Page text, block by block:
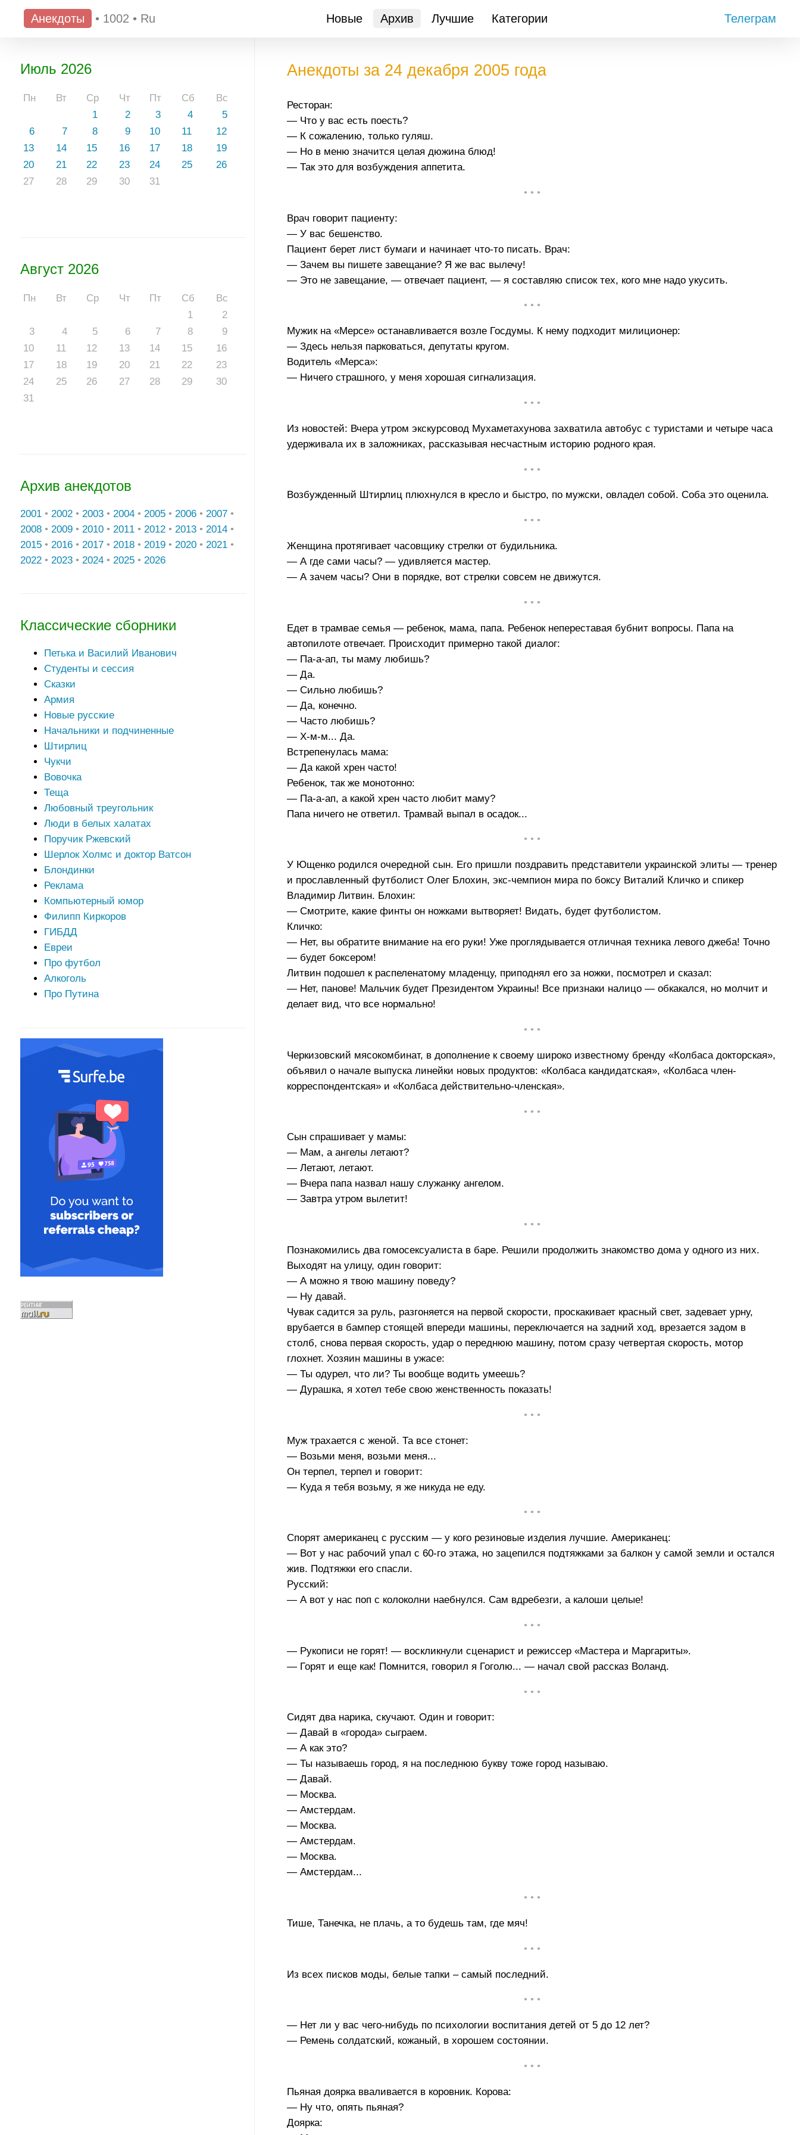
Анекдоты • 1002 • Ru Новые Архив Лучшие Категории Телеграм
Июль 2026
Пн Вт Ср Чт Пт Сб
Вс
1
2 3 4
5
6
7 8 9 10 11
12
13
14 15 16 17 18
19
20
21 22 23 24 25
26
27
28 29 30 31
Август 2026
Пн Вт Ср Чт Пт Сб
Вс
1
2
3
4 5 6 7 8
9
10
11 12 13 14 15
16
17
18 19 20 21 22
23
24
25 26 27 28 29
30
31
Архив анекдотов
2001 • 2002 • 2003 • 2004 • 2005 • 2006 • 2007 •
2008 • 2009 • 2010 • 2011 • 2012 • 2013 • 2014 •
2015 • 2016 • 2017 • 2018 • 2019 • 2020 • 2021 •
2022 • 2023 • 2024 • 2025 • 2026
Классические сборники
Петька и Василий Иванович
Студенты и сессия
Сказки
Армия
Новые русские
Начальники и подчиненные
Штирлиц
Чукчи
Вовочка
Теща
Любовный треугольник
Люди в белых халатах
Поручик Ржевский
Шерлок Холмс и доктор Ватсон
Блондинки
Реклама
Компьютерный юмор
Филипп Киркоров
ГИБДД
Евреи
Про футбол
Алкоголь
Про Путина
Анекдоты за 24 декабря 2005 года
Ресторан:
— Что у вас есть поесть?
— К сожалению, только гуляш.
— Но в меню значится целая дюжина блюд!
— Так это для возбуждения аппетита.
• • •
Врач говорит пациенту:
— У вас бешенство.
Пациент берет лист бумаги и начинает что-то писать. Врач:
— Зачем вы пишете завещание? Я же вас вылечу!
— Это не завещание, — отвечает пациент, — я составляю список тех, кого мне надо укусить.
• • •
Мужик на «Мерсе» останавливается возле Госдумы. К нему подходит милиционер:
— Здесь нельзя парковаться, депутаты кругом.
Водитель «Мерса»:
— Ничего страшного, у меня хорошая сигнализация.
• • •
Из новостей: Вчера утром экскурсовод Мухаметахунова захватила автобус с туристами и четыре часа
удерживала их в заложниках, рассказывая несчастным историю родного края.
• • •
Возбужденный Штирлиц плюхнулся в кресло и быстро, по мужски, овладел собой. Соба это оценила.
• • •
Женщина протягивает часовщику стрелки от будильника.
— А где сами часы? — удивляется мастер.
— А зачем часы? Они в порядке, вот стрелки совсем не движутся.
• • •
Едет в трамвае семья — ребенок, мама, папа. Ребенок непереставая бубнит вопросы. Папа на
автопилоте отвечает. Происходит примерно такой диалог:
— Па-а-ап, ты маму любишь?
— Да.
— Сильно любишь?
— Да, конечно.
— Часто любишь?
— Х-м-м... Да.
Встрепенулась мама:
— Да какой хрен часто!
Ребенок, так же монотонно:
— Па-а-ап, а какой хрен часто любит маму?
Папа ничего не ответил. Трамвай выпал в осадок...
• • •
У Ющенко родился очередной сын. Его пришли поздравить представители украинской элиты — тренер
и прославленный футболист Олег Блохин, экс-чемпион мира по боксу Виталий Кличко и спикер
Владимир Литвин. Блохин:
— Смотрите, какие финты он ножками вытворяет! Видать, будет футболистом.
Кличко:
— Нет, вы обратите внимание на его руки! Уже проглядывается отличная техника левого джеба! Точно
— будет боксером!
Литвин подошел к распеленатому младенцу, приподнял его за ножки, посмотрел и сказал:
— Нет, панове! Мальчик будет Президентом Украины! Все признаки налицо — обкакался, но молчит и
делает вид, что все нормально!
• • •
Черкизовский мясокомбинат, в дополнение к своему широко известному бренду «Колбаса докторская»,
объявил о начале выпуска линейки новых продуктов: «Колбаса кандидатская», «Колбаса член-
корреспондентская» и «Колбаса действительно-членская».
• • •
Сын спрашивает у мамы:
— Мам, а ангелы летают?
— Летают, летают.
— Вчера папа назвал нашу служанку ангелом.
— Завтра утром вылетит!
• • •
Познакомились два гомосексуалиста в баре. Решили продолжить знакомство дома у одного из них.
Выходят на улицу, один говорит:
— А можно я твою машину поведу?
— Ну давай.
Чувак садится за руль, разгоняется на первой скорости, проскакивает красный свет, задевает урну,
врубается в бампер стоящей впереди машины, переключается на задний ход, врезается задом в
столб, снова первая скорость, удар о переднюю машину, потом сразу четвертая скорость, мотор
глохнет. Хозяин машины в ужасе:
— Ты одурел, что ли? Ты вообще водить умеешь?
— Дурашка, я хотел тебе свою женственность показать!
• • •
Муж трахается с женой. Та все стонет:
— Возьми меня, возьми меня...
Он терпел, терпел и говорит:
— Куда я тебя возьму, я же никуда не еду.
• • •
Спорят американец с русским — у кого резиновые изделия лучшие. Американец:
— Вот у нас рабочий упал с 60-го этажа, но зацепился подтяжками за балкон у самой земли и остался
жив. Подтяжки его спасли.
Русский:
— А вот у нас поп с колоколни наебнулся. Сам вдребезги, а калоши целые!
• • •
— Рукописи не горят! — воскликнули сценарист и режиссер «Мастера и Маргариты».
— Горят и еще как! Помнится, говорил я Гоголю... — начал свой рассказ Воланд.
• • •
Сидят два нарика, скучают. Один и говорит:
— Давай в «города» сыграем.
— А как это?
— Ты называешь город, я на последнюю букву тоже город называю.
— Давай.
— Москва.
— Амстердам.
— Москва.
— Амстердам.
— Москва.
— Амстердам...
• • •
Тише, Танечка, не плачь, а то будешь там, где мяч!
• • •
Из всех писков моды, белые тапки – самый последний.
• • •
— Нет ли у вас чего-нибудь по психологии воспитания детей от 5 до 12 лет?
— Ремень солдатский, кожаный, в хорошем состоянии.
• • •
Пьяная доярка вваливается в коровник. Корова:
— Ну что, опять пьяная?
Доярка: